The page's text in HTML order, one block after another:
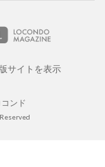
サイトを表示
ンド